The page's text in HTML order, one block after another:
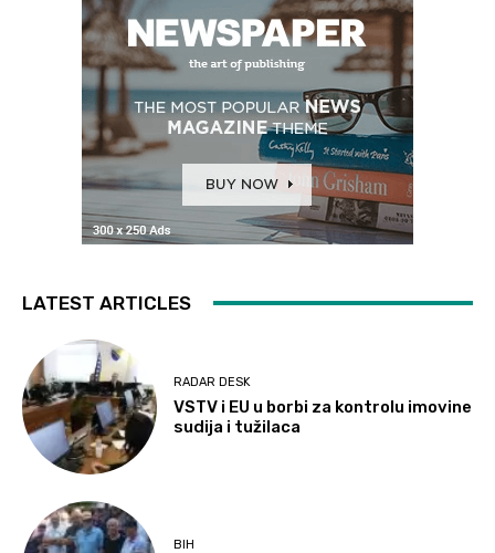
LATEST ARTICLES
RADAR DESK
VSTV i EU u borbi za kontrolu imovine
sudija i tužilaca
BIH